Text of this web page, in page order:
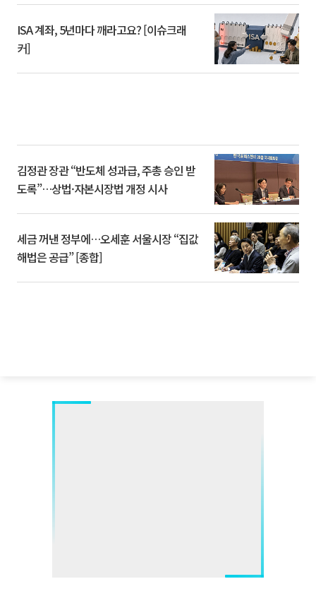
ISA 계좌, 5년마다 깨라고요? [이슈크래
커]
김정관 장관 “반도체 성과급, 주총 승인 받
도록”…상법·자본시장법 개정 시사
세금 꺼낸 정부에…오세훈 서울시장 “집값
해법은 공급” [종합]